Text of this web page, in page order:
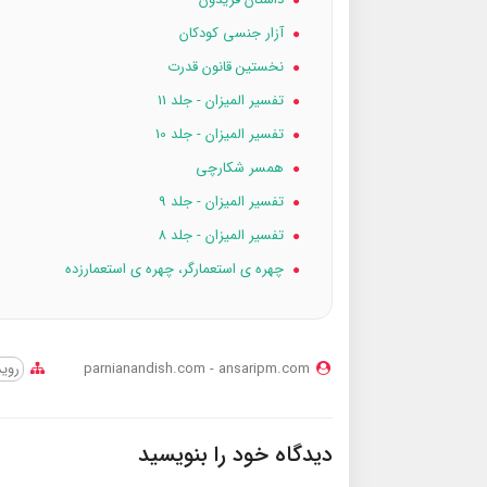
آزار جنسی کودکان
نخستین قانون قدرت
تفسیر المیزان - جلد 11
تفسیر المیزان - جلد 10
همسر شكارچي
تفسیر المیزان - جلد 9
تفسیر المیزان - جلد 8
چهره‌ ی استعمارگر، چهره‌ ی استعمار‌‌‌‌زده
parnianandish.com - ansaripm.com
دیدگاه خود را بنویسید